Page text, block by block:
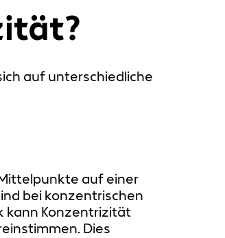
auf unterschiedliche
auf einer
bei konzentrischen
kann Konzentrizität
Dies